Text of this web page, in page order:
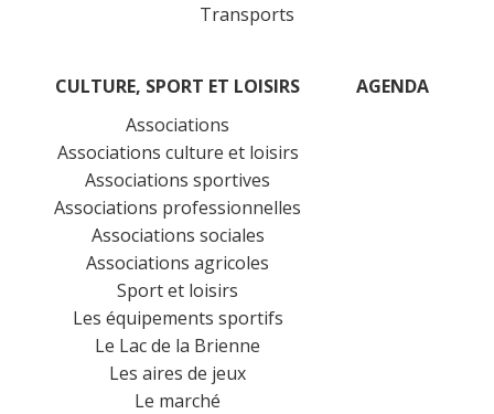
Transports
CULTURE, SPORT ET LOISIRS
Associations
Associations culture et loisirs
Associations sportives
Associations professionnelles
Associations sociales
Associations agricoles
Sport et loisirs
Les équipements sportifs
Le Lac de la Brienne
Les aires de jeux
Le marché
AGENDA